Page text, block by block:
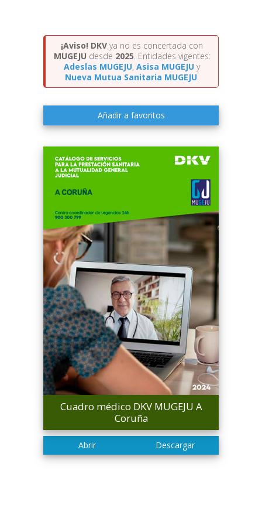
¡Aviso! DKV ya no es concertada con
MUGEJU desde 2025. Entidades vigentes:
Adeslas MUGEJU, Asisa MUGEJU y
Nueva Mutua Sanitaria MUGEJU.
Cuadro médico DKV MUGEJU A
Coruña